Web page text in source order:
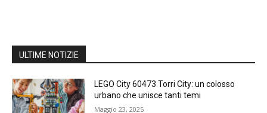
ULTIME NOTIZIE
LEGO City 60473 Torri City: un colosso
urbano che unisce tanti temi
Maggio 23, 2025